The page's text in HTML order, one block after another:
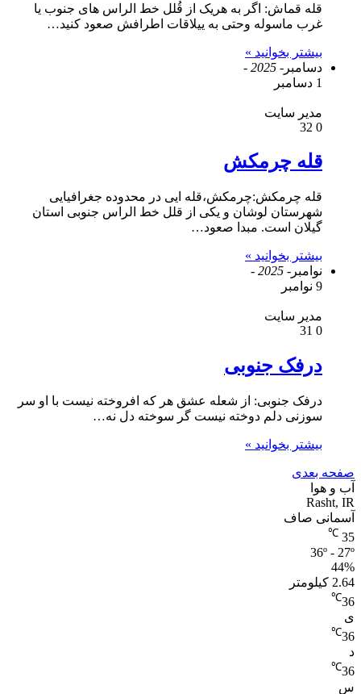
قله قماش: اگر به هریک از قُلل خط الراس های جنوب یا
غرب ماسوله وحتی به ییلاقات اطرافش صعود کنید…
بیشتر بخوانید »
دسامبر - 2025 -
1 دسامبر
مدیر سایت
0
قله چرمکش
قله چرمکش:چرمکش،قله ایی در محدوده جغرافیایی
شهرستان لوشان و یکی از قلل خط الراس جنوبی استان
گیلان است. مبدا صعود…
بیشتر بخوانید »
نوامبر - 2025 -
9 نوامبر
مدیر سایت
0
درفک جنوبی
درفک جنوبی: از شعله عشق هر که افروخته نیست با او سر
سوزنی دلم دوخته نیست گر سوخته دل نه…
بیشتر بخوانید »
صفحه بعدی
آب و هوا
Rasht, IR
آسمانی صاف
35
℃
36º - 27º
44%
2.64 کیلومتر
36
℃
ی
36
℃
د
36
℃
س